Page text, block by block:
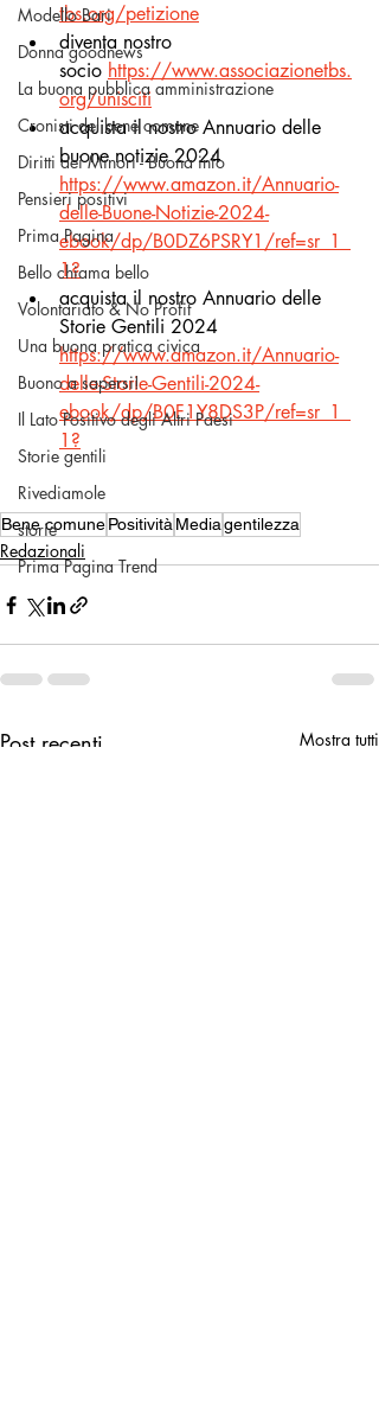
Modello Bari
Donna goodnews
La buona pubblica amministrazione
Cronisti del bene comune
Diritti dei Minori - Buona info
Pensieri positivi
Prima Pagina
Bello chiama bello
Volontariato & No Profit
Una buona pratica civica
Buono a sapersi!
Il Lato Positivo degli Altri Paesi
Storie gentili
Rivediamole
storie
Prima Pagina Trend
tbs.org/petizione
diventa nostro
socio https://www.associazionetbs.
org/unisciti
acquista il nostro Annuario delle
buone notizie 2024
https://www.amazon.it/Annuario-
delle-Buone-Notizie-2024-
ebook/dp/B0DZ6PSRY1/ref=sr_1_
1?
acquista il nostro Annuario delle
Storie Gentili 2024
https://www.amazon.it/Annuario-
delle-Storie-Gentili-2024-
ebook/dp/B0F1Y8DS3P/ref=sr_1_
1 ?
Bene comunePositività Mediagentilezza
Redazionali
Post recenti Mostra tutti